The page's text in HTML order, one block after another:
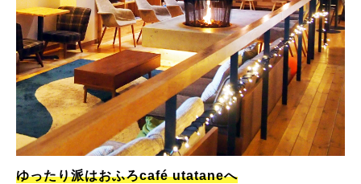
ゆったり派はおふろcafé utataneへ